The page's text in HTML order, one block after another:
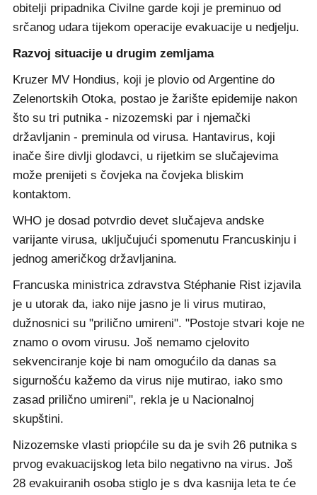
obitelji pripadnika Civilne garde koji je preminuo od
srčanog udara tijekom operacije evakuacije u nedjelju.
Razvoj situacije u drugim zemljama
Kruzer MV Hondius, koji je plovio od Argentine do
Zelenortskih Otoka, postao je žarište epidemije nakon
što su tri putnika - nizozemski par i njemački
državljanin - preminula od virusa. Hantavirus, koji
inače šire divlji glodavci, u rijetkim se slučajevima
može prenijeti s čovjeka na čovjeka bliskim
kontaktom.
WHO je dosad potvrdio devet slučajeva andske
varijante virusa, uključujući spomenutu Francuskinju i
jednog američkog državljanina.
Francuska ministrica zdravstva Stéphanie Rist izjavila
je u utorak da, iako nije jasno je li virus mutirao,
dužnosnici su "prilično umireni". "Postoje stvari koje ne
znamo o ovom virusu. Još nemamo cjelovito
sekvenciranje koje bi nam omogućilo da danas sa
sigurnošću kažemo da virus nije mutirao, iako smo
zasad prilično umireni", rekla je u Nacionalnoj
skupštini.
Nizozemske vlasti priopćile su da je svih 26 putnika s
prvog evakuacijskog leta bilo negativno na virus. Još
28 evakuiranih osoba stiglo je s dva kasnija leta te će